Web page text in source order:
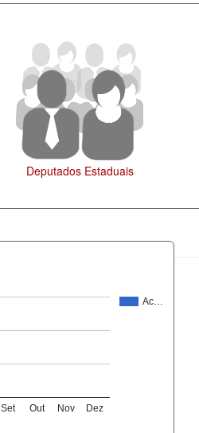
Administração
Ac…
Set Out Nov Dez
06-08-2026
06-08-2026